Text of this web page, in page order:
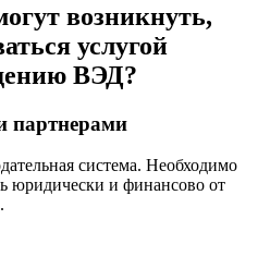
возникнуть,
услугой
ВЭД?
партнерами
система. Необходимо
юридически и финансово от